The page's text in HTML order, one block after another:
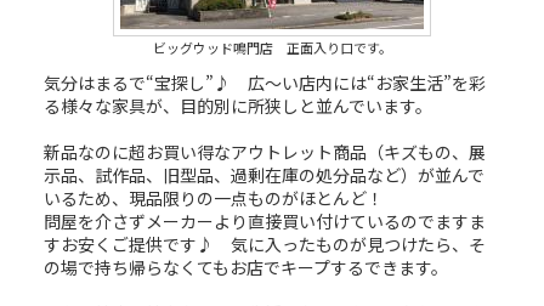
ビッグウッド鳴門店 正面入り口です。
気分はまるで“宝探し”♪ 広～い店内には“お家生活”を彩
る様々な家具が、目的別に所狭しと並んでいます。
新品なのに超お買い得なアウトレット商品（キズもの、展
示品、試作品、旧型品、過剰在庫の処分品など）が並んで
いるため、現品限りの一点ものがほとんど！
問屋を介さずメーカーより直接買い付けているのでますま
すお安くご提供です♪ 気に入ったものが見つけたら、そ
の場で持ち帰らなくてもお店でキープするできます。